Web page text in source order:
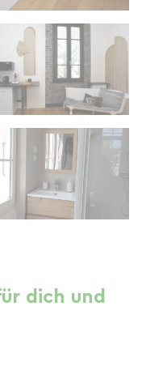
dich und